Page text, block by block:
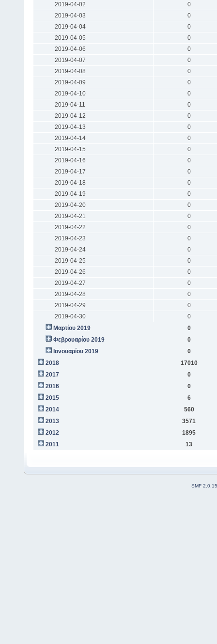
2019-04-02
0
2019-04-03
0
2019-04-04
0
2019-04-05
0
2019-04-06
0
2019-04-07
0
2019-04-08
0
2019-04-09
0
2019-04-10
0
2019-04-11
0
2019-04-12
0
2019-04-13
0
2019-04-14
0
2019-04-15
0
2019-04-16
0
2019-04-17
0
2019-04-18
0
2019-04-19
0
2019-04-20
0
2019-04-21
0
2019-04-22
0
2019-04-23
0
2019-04-24
0
2019-04-25
0
2019-04-26
0
2019-04-27
0
2019-04-28
0
2019-04-29
0
2019-04-30
0
Μαρτίου 2019
0
Φεβρουαρίου 2019
0
Ιανουαρίου 2019
0
2018
17010
2017
0
2016
0
2015
6
2014
560
2013
3571
2012
1895
2011
13
SMF 2.0.15